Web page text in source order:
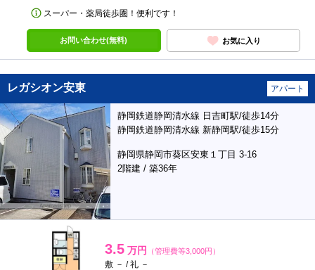
スーパー・薬局徒歩圏！便利です！
お問い合わせ(無料) お気に入り
レガシオン安東 アパート
静岡鉄道静岡清水線 日吉町駅/徒歩14分
静岡鉄道静岡清水線 新静岡駅/徒歩15分
静岡県静岡市葵区安東１丁目 3-16
2階建 / 築36年
3.5 万円 （管理費等3,000円）
敷 － / 礼 －